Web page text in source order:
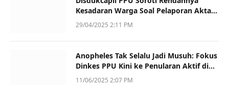
Kesadaran Warga Soal Pelaporan Akta
Kematian
29/04/2025 2:11 PM
Anopheles Tak Selalu Jadi Musuh: Fokus
Dinkes PPU Kini ke Penularan Aktif di
Sotek
11/06/2025 2:07 PM